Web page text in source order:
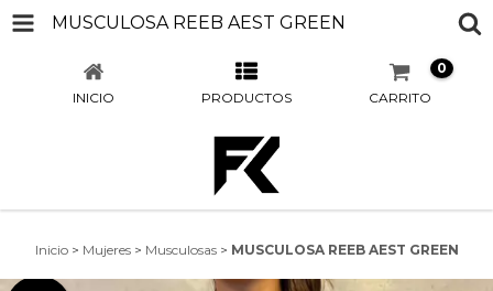
MUSCULOSA REEB AEST GREEN
INICIO PRODUCTOS CARRITO
0
Inicio > Mujeres > Musculosas > MUSCULOSA REEB AEST GREEN